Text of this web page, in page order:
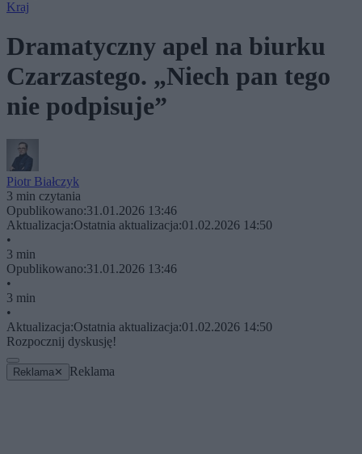
Kraj
Dramatyczny apel na biurku
Czarzastego. „Niech pan tego
nie podpisuje”
Piotr Białczyk
3 min czytania
Opublikowano:31.01.2026 13:46
Aktualizacja:Ostatnia aktualizacja:01.02.2026 14:50
•
3 min
Opublikowano:31.01.2026 13:46
•
3 min
•
Aktualizacja:Ostatnia aktualizacja:01.02.2026 14:50
Rozpocznij dyskusję!
Reklama ✕ Reklama